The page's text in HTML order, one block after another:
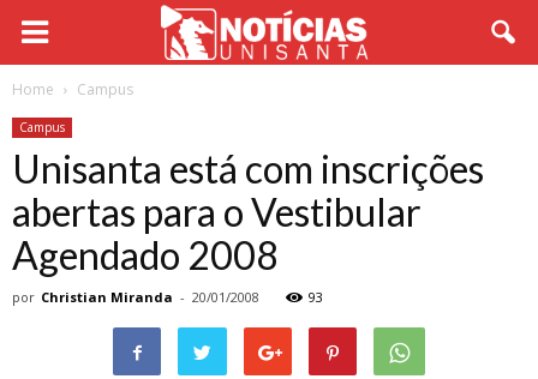
Home Campus
Campus
Unisanta está com inscrições
abertas para o Vestibular
Agendado 2008
por Christian Miranda - 20/01/2008 93